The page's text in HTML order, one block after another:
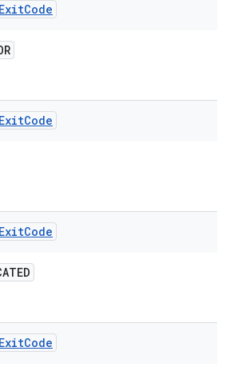
ExitCode
ExitCode
ExitCode
ExitCode